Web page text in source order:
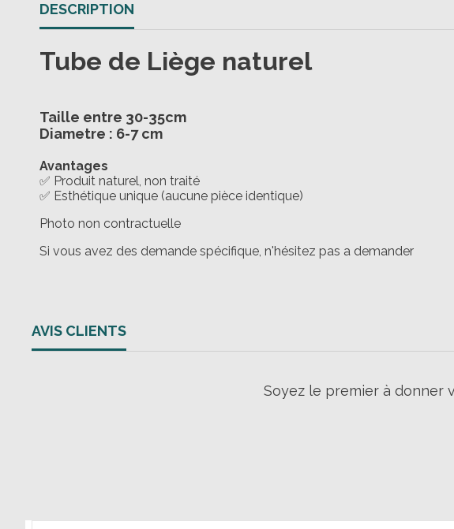
DESCRIPTION
Tube de Liège naturel
Taille entre 30-35cm
Diametre : 6-7 cm
Avantages
✅ Produit naturel, non traité
✅ Esthétique unique (aucune pièce identique)
Photo non contractuelle
Si vous avez des demande spécifique, n'hésitez pas a demander
AVIS CLIENTS
Soyez le premier à donner